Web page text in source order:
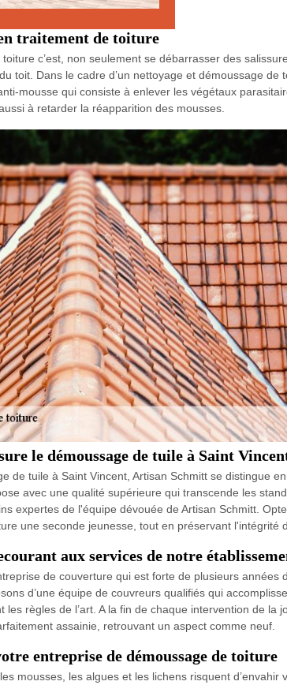
traitement de toiture
c’est, non seulement se débarrasser des
toit. Dans le cadre d’un nettoyage et démoussage
mousse qui consiste à enlever les végétaux
à retarder la réapparition des mousses.
le démoussage de tuile à Saint
de tuile à Saint Vincent, Artisan Schmitt se distingue
avec une qualité supérieure qui transcende les
expertes de l'équipe dévouée de Artisan Schmitt.
une seconde jeunesse, tout en préservant l'intégrité
aux services de notre
de couverture qui est forte de plusieurs
d’une équipe de couvreurs qualifiés qui
les règles de l’art. A la fin de chaque intervention de
assainie, retrouvant un aspect comme neuf.
entreprise de démoussage de toiture
mousses, les algues et les lichens risquent